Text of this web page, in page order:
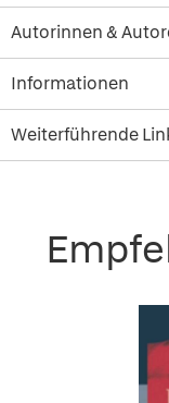
Autorinnen &
Informationen
Weiterführende